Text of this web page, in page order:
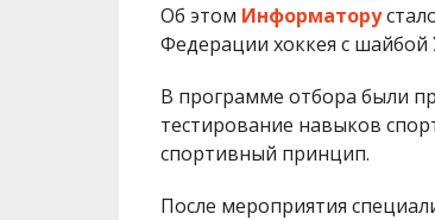
Об этом Информатору
Федерации хоккея с шайбой
В программе отбора были
тестирование навыков
спортивный принцип.
После мероприятия